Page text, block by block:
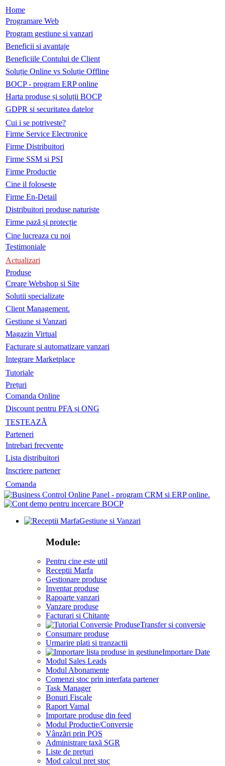
Home
Programare Web
Program gestiune si vanzari
Beneficii si avantaje
Beneficiile Contului de Client
Soluție Online vs Soluție Offline
BOCP - program ERP online
Harta produse și soluții BOCP
GDPR si securitatea datelor
Cui i se potriveste?
Firme Service Electronice
Firme Distribuitori
Firme SSM si PSI
Firme Productie
Cine il foloseste
Firme En-Detail
Distribuitori produse naturiste
Firme pază și protecție
Cine lucreaza cu noi
Testimoniale
Actualizari
Produse
Creare Webshop si Site
Solutii specializate
Client Management.
Gestiune si Vanzari
Magazin Virtual
Facturare si automatizare vanzari
Integrare Marketplace
Tutoriale
Prețuri
Comanda Online
Discount pentru PFA și ONG
TESTEAZĂ
Parteneri
Intrebari frecvente
Lista distribuitori
Inscriere partener
Comanda
Gestiune si Vanzari
Module:
Pentru cine este util
Receptii Marfa
Gestionare produse
Inventar produse
Rapoarte vanzari
Vanzare produse
Facturari si Chitante
Transfer si conversie
Consumare produse
Urmarire plati si tranzactii
Importare Date
Modul Sales Leads
Modul Abonamente
Comenzi stoc prin interfata partener
Task Manager
Bonuri Fiscale
Raport Vamal
Importare produse din feed
Modul Productie/Conversie
Vânzări prin POS
Administrare taxă SGR
Liste de prețuri
Mod calcul pret stoc